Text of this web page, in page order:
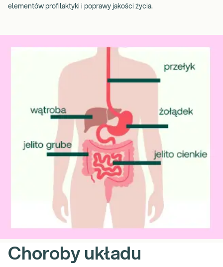
elementów profilaktyki i poprawy jakości życia.
Choroby układu